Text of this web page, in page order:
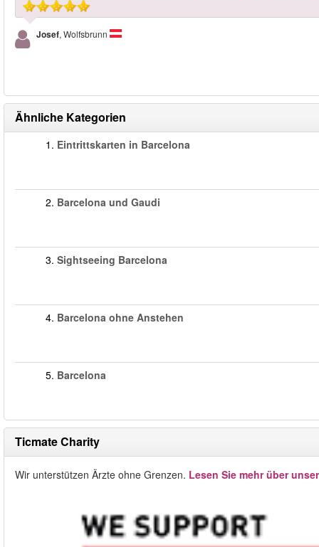
Josef, Wolfsbrunn
Ähnliche Kategorien
1. Eintrittskarten in Barcelona
2. Barcelona und Gaudi
3. Sightseeing Barcelona
4. Barcelona ohne Anstehen
5. Barcelona
Ticmate Charity
Wir unterstützen Ärzte ohne Grenzen. Lesen Sie mehr über